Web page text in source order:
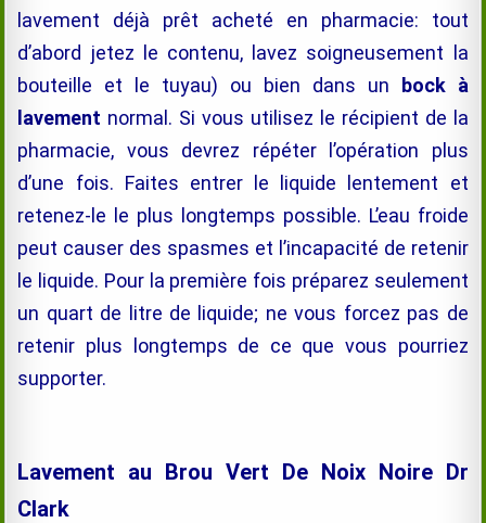
lavement déjà prêt acheté en pharmacie: tout
d’abord jetez le contenu, lavez soigneusement la
bouteille et le tuyau) ou bien dans un bock à
lavement normal . Si vous utilisez le récipient de la
pharmacie, vous devrez répéter l’opération plus
d’une fois. Faites entrer le liquide lentement et
retenez-le le plus longtemps possible. L’eau froide
peut causer des spasmes et l’incapacité de retenir
le liquide. Pour la première fois préparez seulement
un quart de litre de liquide; ne vous forcez pas de
retenir plus longtemps de ce que vous pourriez
supporter.
Lavement au Brou Vert De Noix Noire Dr
Clark